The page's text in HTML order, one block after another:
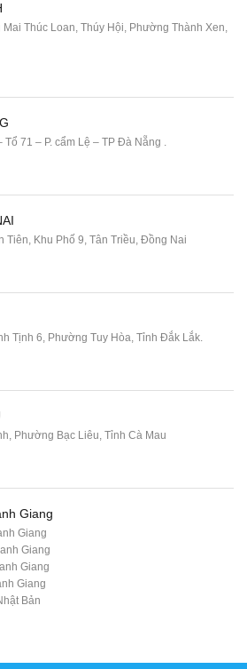
Thúc Loan, Thúy Hội, Phường Thành Xen,
71 – P. cẩm Lệ – TP Đà Nẵng .
Tiên, Khu Phố 9, Tân Triều, Đồng Nai
Tịnh 6, Phường Tuy Hòa, Tỉnh Đắk Lắk.
Phường Bạc Liêu, Tỉnh Cà Mau
Giang
Giang
Giang
Giang
Giang
Bản